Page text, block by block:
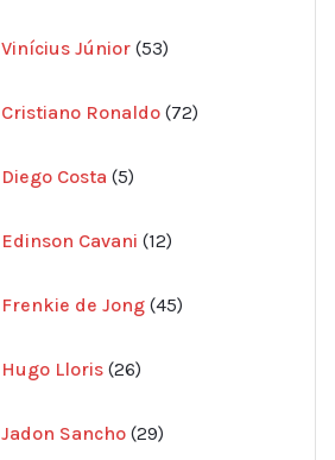
Vinícius Júnior 53
produkter
Cristiano Ronaldo 72
produkter
Diego Costa 5
produkter
Edinson Cavani 12
produkter
Frenkie de Jong 45
produkter
Hugo Lloris 26
produkter
Jadon Sancho 29
produkter